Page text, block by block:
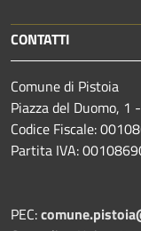
CONTATTI
Comune di Pistoia
Piazza del Duomo,
Codice Fiscale:
Partita IVA:
PEC: